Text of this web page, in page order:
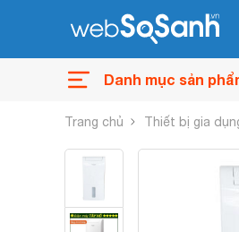
Danh mục sản
Trang chủ Thiết bị gia